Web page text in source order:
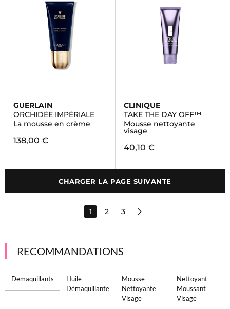
GUERLAIN
ORCHIDÉE IMPÉRIALE
La mousse en crème
138,00 €
CLINIQUE
TAKE THE DAY OFF™
Mousse nettoyante
visage
40,10 €
CHARGER LA PAGE SUIVANTE
1 2 3
RECOMMANDATIONS
Demaquillants
Huile
Démaquillante
Mousse
Nettoyante
Visage
Nettoyant
Moussant
Visage